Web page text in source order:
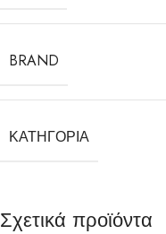
BRAND
ΚΑΤΗΓΟΡΊΑ
Σχετικά προϊόντα